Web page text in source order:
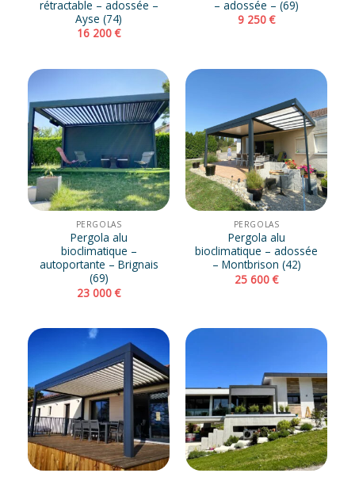
rétractable – adossée –
Ayse (74)
16 200€
– adossée – (69)
9 250€
PERGOLAS
Pergola alu
bioclimatique –
autoportante – Brignais
(69)
23 000€
PERGOLAS
Pergola alu
bioclimatique – adossée
– Montbrison (42)
25 600€